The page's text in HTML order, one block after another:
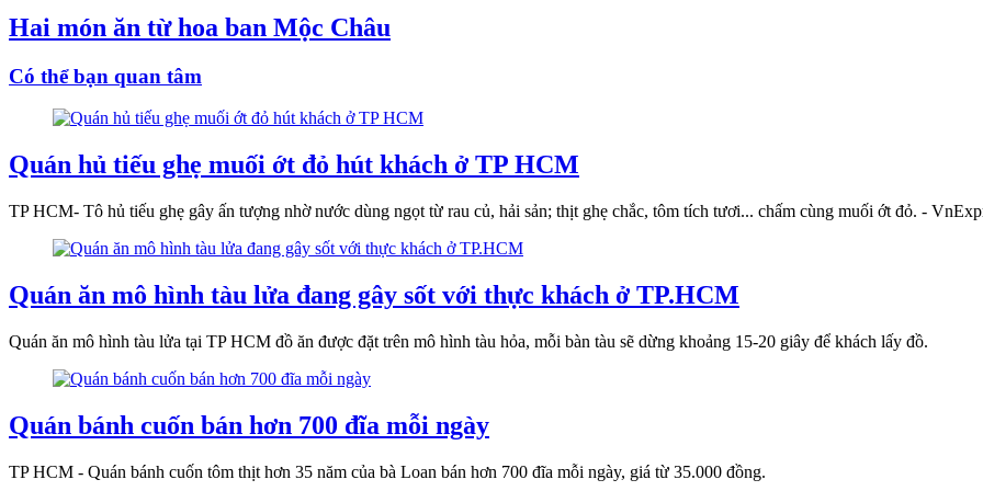
Hai món ăn từ hoa ban Mộc Châu
Có thể bạn quan tâm
Quán hủ tiếu ghẹ muối ớt đỏ hút khách ở TP HCM
TP HCM- Tô hủ tiếu ghẹ gây ấn tượng nhờ nước dùng ngọt từ rau củ, hải sản; thịt ghẹ chắc, tôm tích tươi... chấm cùng muối ớt đỏ. -
Quán ăn mô hình tàu lửa đang gây sốt với thực khách ở TP.HCM
Quán ăn mô hình tàu lửa tại TP HCM đồ ăn được đặt trên mô hình tàu hỏa, mỗi bàn tàu sẽ dừng khoảng 15-20 giây để khách lấy đồ.
Quán bánh cuốn bán hơn 700 đĩa mỗi ngày
TP HCM - Quán bánh cuốn tôm thịt hơn 35 năm của bà Loan bán hơn 700 đĩa mỗi ngày, giá từ 35.000 đồng.